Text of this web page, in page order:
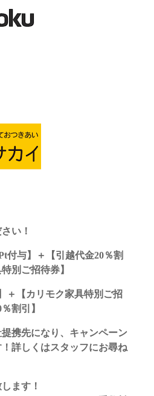
い！
付与】＋【引越代金20％割
別ご招待券】
＋【カリモク家具特別ご招
割引】
携先になり、キャンペーン
詳しくはスタッフにお尋ね
ます！